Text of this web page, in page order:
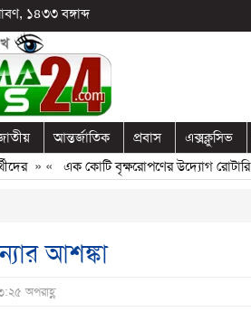
১৪৩৩ বঙ্গাব্দ
আন্তর্জাতিক প্রবাস এক্সক্লুসিভ
» «এক কোটি বৃক্ষরোপণের উদ্যোগ রোটারি
আশঙ্কা
অপরাহ্ণ